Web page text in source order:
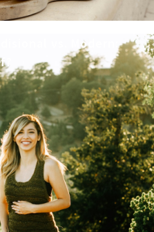
vs. Modern: